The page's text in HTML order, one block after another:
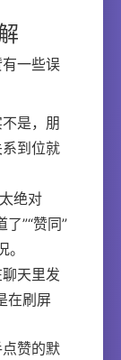
一些误
是，朋
到位就
绝对
”“赞同”
天里发
在刷屏
赞的默